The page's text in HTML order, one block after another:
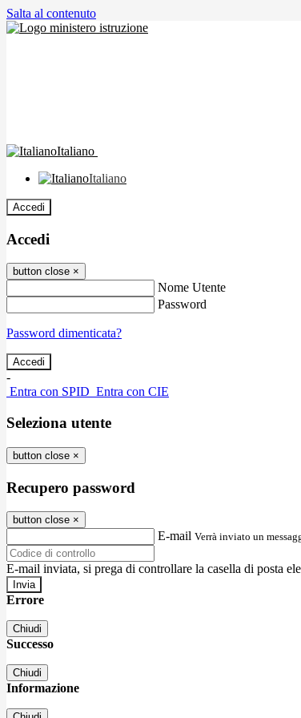
Salta al contenuto
Italiano
Italiano
Accedi
Accedi
button close ×
Nome Utente
Password
Password dimenticata?
-
Entra con SPID Entra con CIE
Seleziona utente
button close ×
Recupero password
button close ×
E-mail Verrà inviato un
E-mail inviata, si prega di controllare la casella di posta
Errore
Chiudi
Successo
Chiudi
Informazione